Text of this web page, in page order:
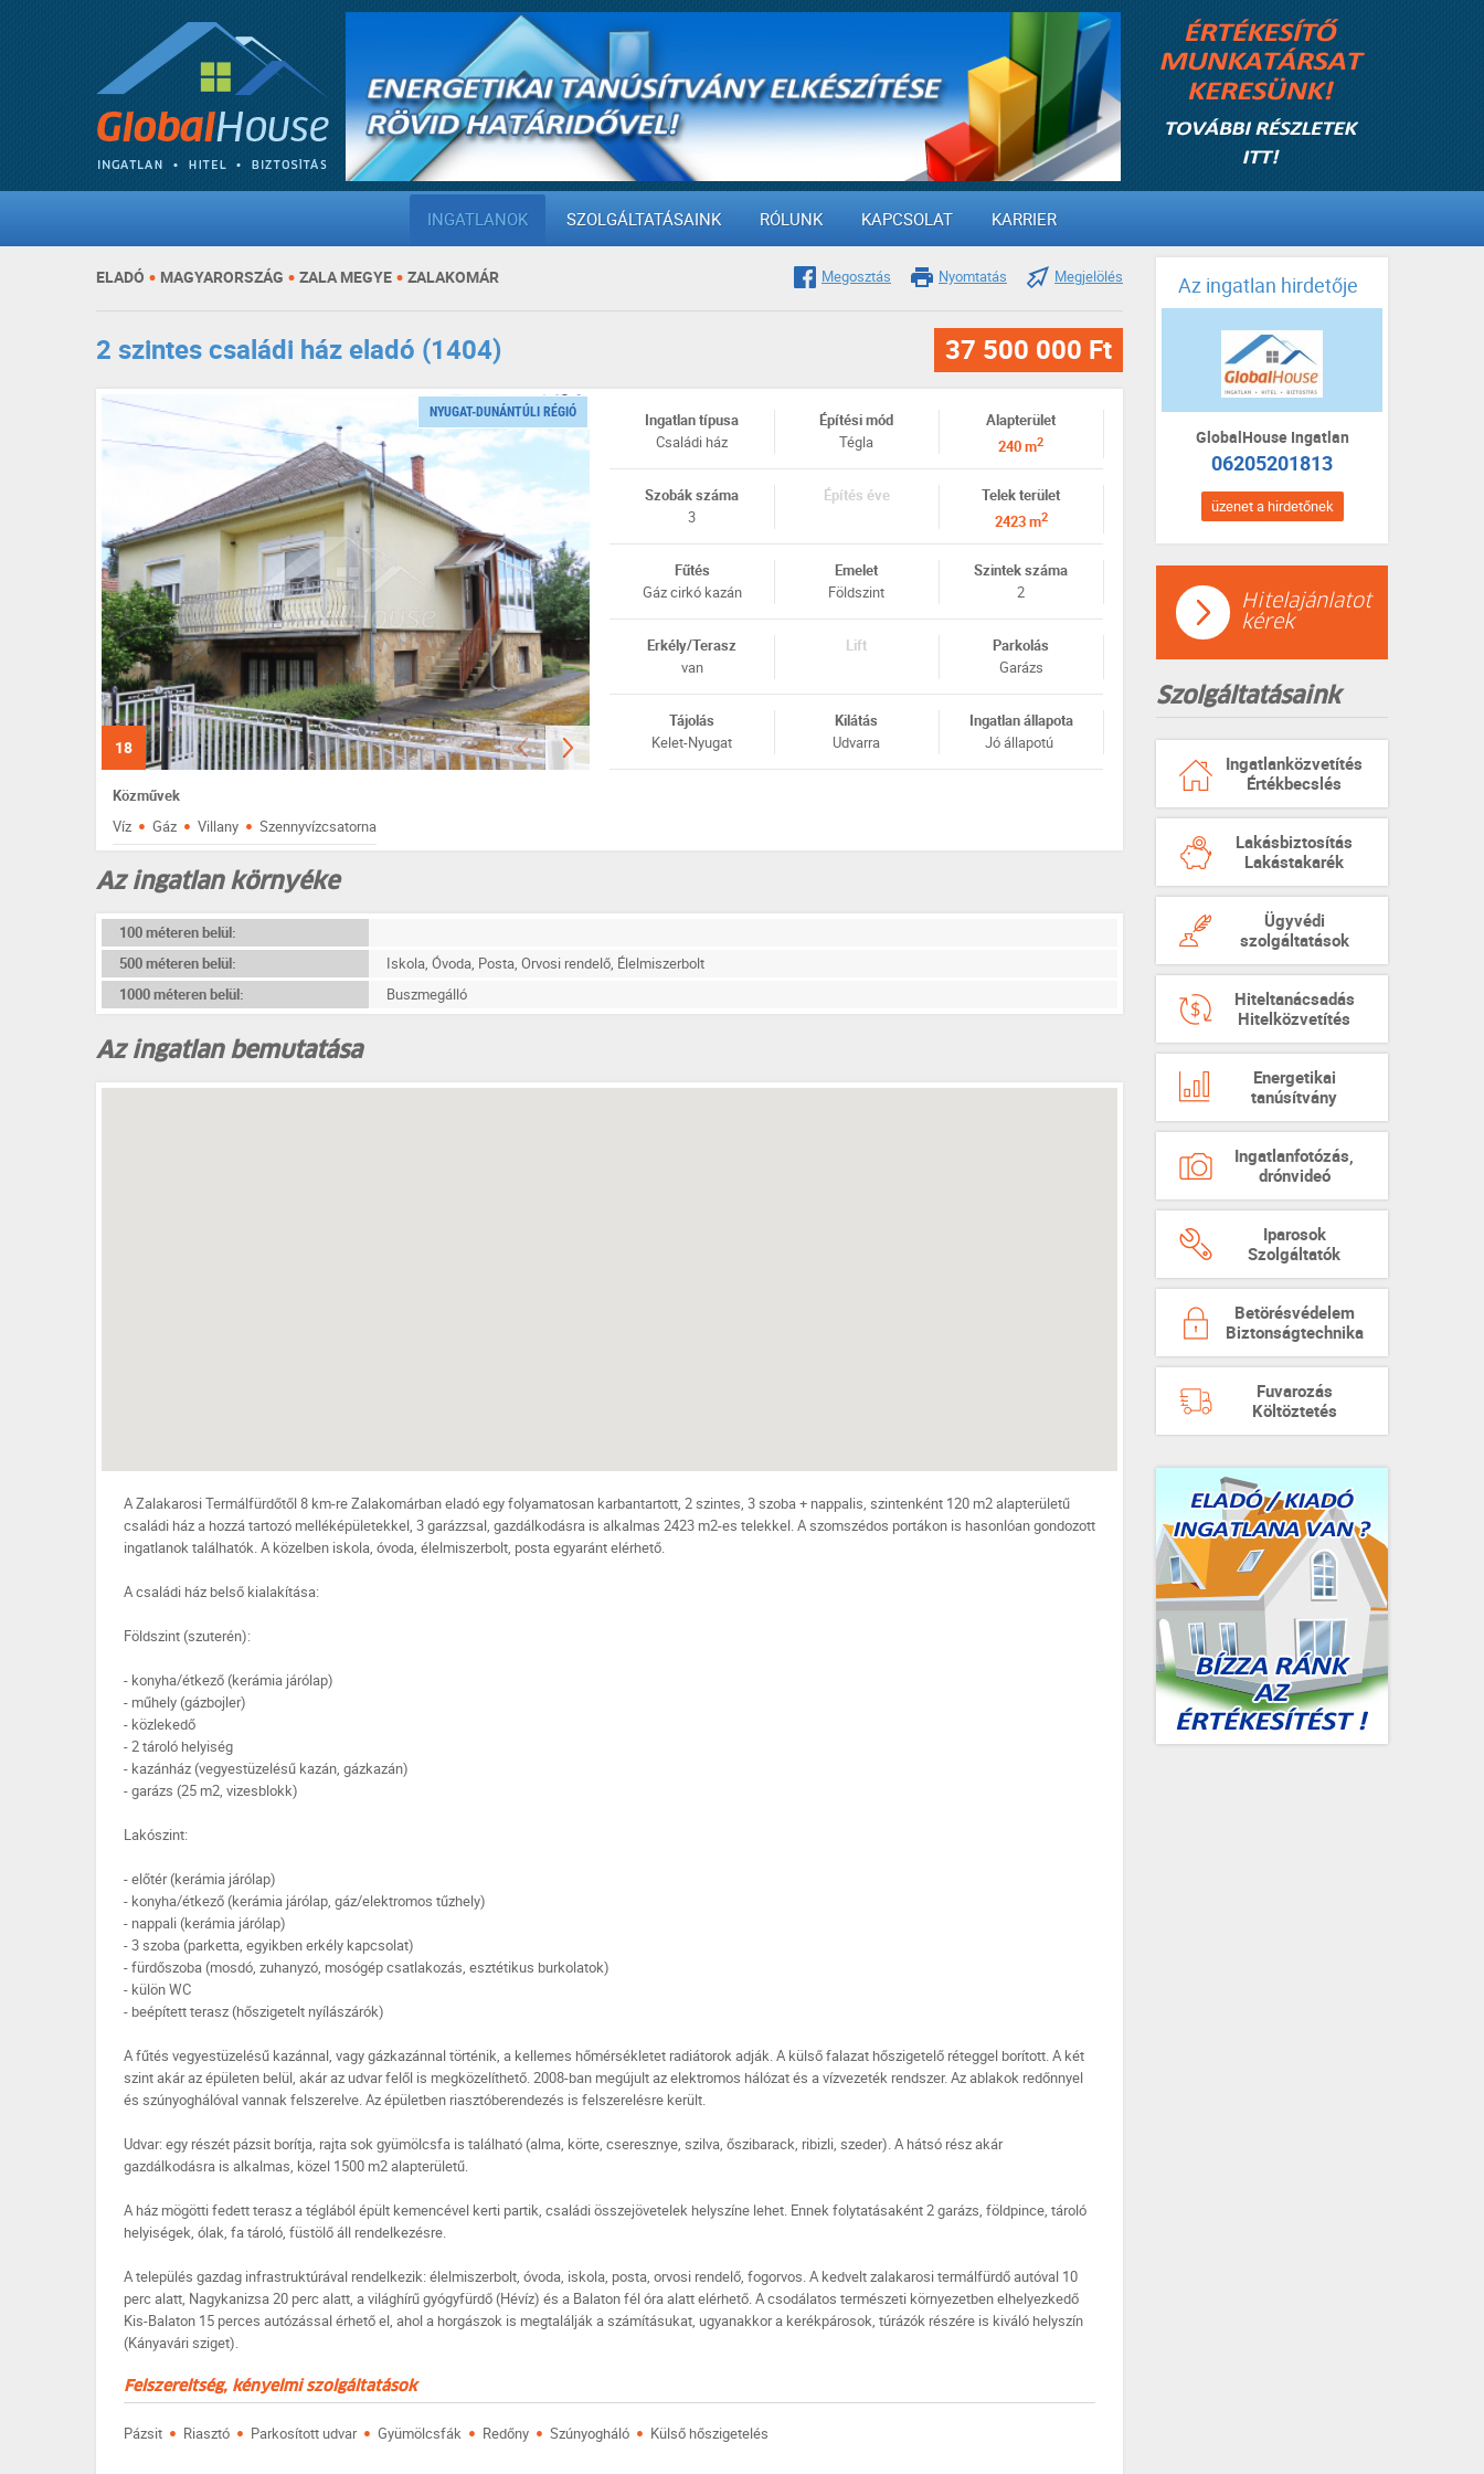
INGATLANOK SZOLGÁLTATÁSAINK RÓLUNK KAPCSOLAT KARRIER
ELADÓ • MAGYARORSZÁG • ZALA MEGYE • ZALAKOMÁR Megosztás Nyomtatás Megjelölés
2 szintes családi ház eladó (1404) 37 500 000 Ft
NYUGAT-DUNÁNTÚLI RÉGIÓ
18
Közművek
Víz · Gáz · Villany · Szennyvízcsatorna
Ingatlan típusa
Családi ház
Építési mód
Tégla
Alapterület
240 m2
Szobák száma
3
Építés éve
Telek terület
2423 m2
Fűtés
Gáz cirkó kazán
Emelet
Földszint
Szintek száma
2
Erkély/Terasz
van
Lift
Parkolás
Garázs
Tájolás
Kelet-Nyugat
Kilátás
Udvarra
Ingatlan állapota
Jó állapotú
Az ingatlan környéke
100 méteren belül:
500 méteren belül:
Iskola, Óvoda, Posta, Orvosi rendelő, Élelmiszerbolt
1000 méteren belül:
Buszmegálló
Az ingatlan bemutatása
A Zalakarosi Termálfürdőtől 8 km-re Zalakomárban eladó egy folyamatosan karbantartott, 2 szintes, 3 szoba + nappalis, szintenként 120 m2 alapterületű
családi ház a hozzá tartozó melléképületekkel, 3 garázzsal, gazdálkodásra is alkalmas 2423 m2-es telekkel. A szomszédos portákon is hasonlóan gondozott
ingatlanok találhatók. A közelben iskola, óvoda, élelmiszerbolt, posta egyaránt elérhető.
A családi ház belső kialakítása:
Földszint (szuterén):
- konyha/étkező (kerámia járólap)
- műhely (gázbojler)
- közlekedő
- 2 tároló helyiség
- kazánház (vegyestüzelésű kazán, gázkazán)
- garázs (25 m2, vizesblokk)
Lakószint:
- előtér (kerámia járólap)
- konyha/étkező (kerámia járólap, gáz/elektromos tűzhely)
- nappali (kerámia járólap)
- 3 szoba (parketta, egyikben erkély kapcsolat)
- fürdőszoba (mosdó, zuhanyzó, mosógép csatlakozás, esztétikus burkolatok)
- külön WC
- beépített terasz (hőszigetelt nyílászárók)
A fűtés vegyestüzelésű kazánnal, vagy gázkazánnal történik, a kellemes hőmérsékletet radiátorok adják. A külső falazat hőszigetelő réteggel borított. A két
szint akár az épületen belül, akár az udvar felől is megközelíthető. 2008-ban megújult az elektromos hálózat és a vízvezeték rendszer. Az ablakok redőnnyel
és szúnyoghálóval vannak felszerelve. Az épületben riasztóberendezés is felszerelésre került.
Udvar: egy részét pázsit borítja, rajta sok gyümölcsfa is található (alma, körte, cseresznye, szilva, őszibarack, ribizli, szeder). A hátsó rész akár
gazdálkodásra is alkalmas, közel 1500 m2 alapterületű.
A ház mögötti fedett terasz a téglából épült kemencével kerti partik, családi összejövetelek helyszíne lehet. Ennek folytatásaként 2 garázs, földpince, tároló
helyiségek, ólak, fa tároló, füstölő áll rendelkezésre.
A település gazdag infrastruktúrával rendelkezik: élelmiszerbolt, óvoda, iskola, posta, orvosi rendelő, fogorvos. A kedvelt zalakarosi termálfürdő autóval 10
perc alatt, Nagykanizsa 20 perc alatt, a világhírű gyógyfürdő (Hévíz) és a Balaton fél óra alatt elérhető. A csodálatos természeti környezetben elhelyezkedő
Kis-Balaton 15 perces autózással érhető el, ahol a horgászok is megtalálják a számításukat, ugyanakkor a kerékpárosok, túrázók részére is kiváló helyszín
(Kányavári sziget).
Felszereltség, kényelmi szolgáltatások
Pázsit · Riasztó · Parkosított udvar · Gyümölcsfák · Redőny · Szúnyogháló · Külső hőszigetelés
Az ingatlan hirdetője
GlobalHouse Ingatlan
06205201813
üzenet a hirdetőnek
Hitelajánlatot
kérek
Szolgáltatásaink
Ingatlanközvetítés
Értékbecslés
Lakásbiztosítás
Lakástakarék
Ügyvédi
szolgáltatások
Hiteltanácsadás
Hitelközvetítés
Energetikai
tanúsítvány
Ingatlanfotózás,
drónvideó
Iparosok
Szolgáltatók
Betörésvédelem
Biztonságtechnika
Fuvarozás
Költöztetés